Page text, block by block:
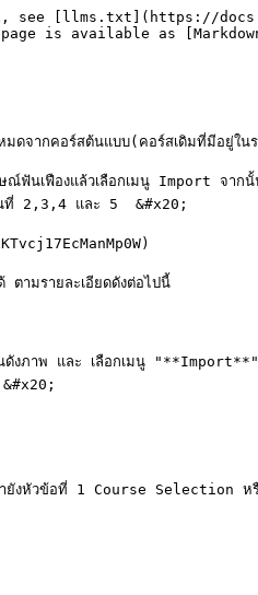
see [llms.txt](https://
is available as
มดจากคอร์สต้นแบบ(คอร์สเดิมที่มีอยู่
ณ์ฟันเฟืองแล้วเลือกเมนู Import จ
นที่ 2,3,4 และ 5  &#x20;
ตามรายละเอียดดังต่อไปนี้
ดังภาพ และ เลือกเมนู
งหัวข้อที่ 1 Course Selection หรื